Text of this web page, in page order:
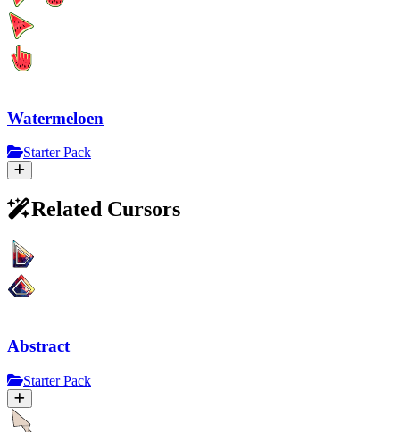
Watermeloen
Starter Pack
Related Cursors
Abstract
Starter Pack